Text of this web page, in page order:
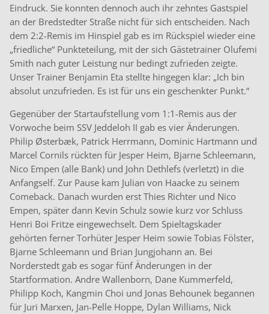
Eindruck. Sie konnten dennoch auch ihr zehntes Gastspiel
an der Bredstedter Straße nicht für sich entscheiden. Nach
dem 2:2-Remis im Hinspiel gab es im Rückspiel wieder eine
„friedliche“ Punkteteilung, mit der sich Gästetrainer Olufemi
Smith nach guter Leistung nur bedingt zufrieden zeigte.
Unser Trainer Benjamin Eta stellte hingegen klar: „Ich bin
absolut unzufrieden. Es ist für uns ein geschenkter Punkt.“
Gegenüber der Startaufstellung vom 1:1-Remis aus der
Vorwoche beim SSV Jeddeloh II gab es vier Änderungen.
Philip Østerbæk, Patrick Herrmann, Dominic Hartmann und
Marcel Cornils rückten für Jesper Heim, Bjarne Schleemann,
Nico Empen (alle Bank) und John Dethlefs (verletzt) in die
Anfangself. Zur Pause kam Julian von Haacke zu seinem
Comeback. Danach wurden erst Thies Richter und Nico
Empen, später dann Kevin Schulz sowie kurz vor Schluss
Henri Boi Fritze eingewechselt. Dem Spieltagskader
gehörten ferner Torhüter Jesper Heim sowie Tobias Fölster,
Bjarne Schleemann und Brian Jungjohann an. Bei
Norderstedt gab es sogar fünf Änderungen in der
Startformation. Andre Wallenborn, Dane Kummerfeld,
Philipp Koch, Kangmin Choi und Jonas Behounek begannen
für Juri Marxen, Jan-Pelle Hoppe, Dylan Williams, Nick